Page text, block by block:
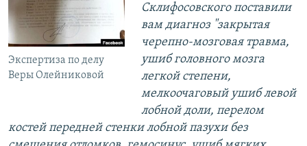
Экспертиза по делу
Веры Олейниковой
Склифосовского поставили
вам диагноз "закрытая
черепно-мозговая травма,
ушиб головного мозга
легкой степени,
мелкоочаговый ушиб левой
лобной доли, перелом
костей передней стенки лобной пазухи без